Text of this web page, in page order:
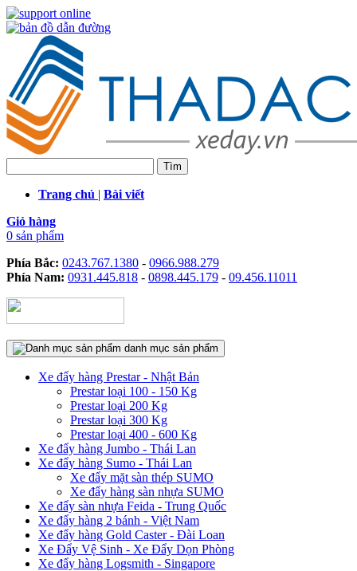
Trang chủ | Bài viết
Giỏ hàng
0 sản phẩm
Phía Bắc: 0243.767.1380 - 0966.988.279
Phía Nam: 0931.445.818 - 0898.445.179 - 09.456.11011
danh mục sản phẩm
Xe đẩy hàng Prestar - Nhật Bản
Prestar loại 100 - 150 Kg
Prestar loại 200 Kg
Prestar loại 300 Kg
Prestar loại 400 - 600 Kg
Xe đẩy hàng Jumbo - Thái Lan
Xe đẩy hàng Sumo - Thái Lan
Xe đẩy mặt sàn thép SUMO
Xe đẩy hàng sàn nhựa SUMO
Xe đẩy sàn nhựa Feida - Trung Quốc
Xe đẩy hàng 2 bánh - Việt Nam
Xe đẩy hàng Gold Caster - Đài Loan
Xe Đẩy Vệ Sinh - Xe Đẩy Dọn Phòng
Xe đẩy hàng Logsmith - Singapore